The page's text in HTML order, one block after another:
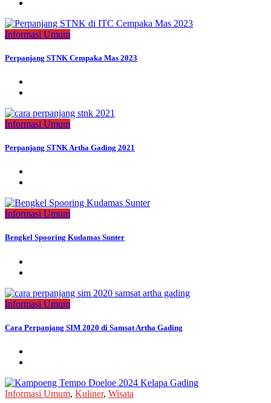
Informasi Umum
Perpanjang STNK Cempaka Mas 2023
Informasi Umum
Perpanjang STNK Artha Gading 2021
Informasi Umum
Bengkel Spooring Kudamas Sunter
Informasi Umum
Cara Perpanjang SIM 2020 di Samsat Artha Gading
Informasi Umum, Kuliner, Wisata